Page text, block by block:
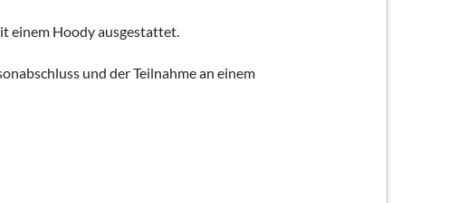
einem Hoody ausgestattet.
und der Teilnahme an einem